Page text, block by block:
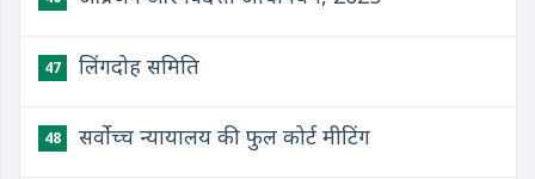
47 लिंगदोह समिति
48 सर्वोच्च न्यायालय की फुल कोर्ट मीटिंग